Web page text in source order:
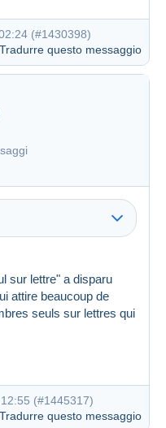
(#1430398)
Tradurre questo messaggio
sur lettre" a disparu
attire beaucoup de
seuls sur lettres qui
(#1445317)
Tradurre questo messaggio